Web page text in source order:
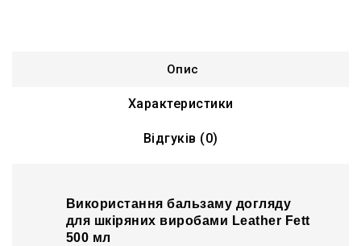
Опис
Характеристики
Відгуків (0)
Використання бальзаму догляду
для шкіряних виробами Leather Fett
500 мл